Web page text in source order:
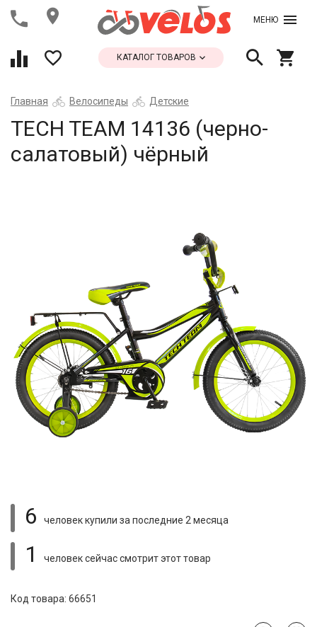
МЕНЮ
КАТАЛОГ ТОВАРОВ
Главная Велосипеды Детские
TECH TEAM 14136 (черно-
салатовый) чёрный
6 человек купили за последние 2 месяца
1 человек сейчас смотритэтот товар
Код товара: 66651